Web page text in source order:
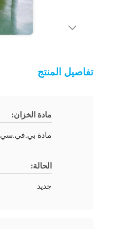
تفاصيل المنتج
مادة الخزان:
مادة بي.في.سي
الحالة:
جديد